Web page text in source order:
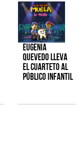
Eugenia
Quevedo lleva
el cuarteto al
público infantil